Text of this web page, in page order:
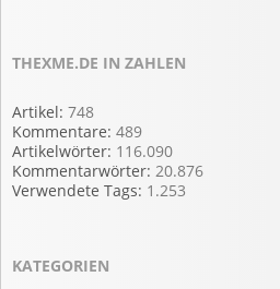
THEXME.DE IN ZAHLEN
Artikel: 748
Kommentare: 489
Artikelwörter: 116.090
Kommentarwörter: 20.876
Verwendete Tags: 1.253
KATEGORIEN